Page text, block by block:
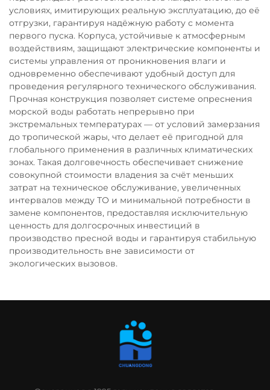
условиях, имитирующих реальную эксплуатацию, до её
отгрузки, гарантируя надёжную работу с момента
первого пуска. Корпуса, устойчивые к атмосферным
воздействиям, защищают электрические компоненты и
системы управления от проникновения влаги и
одновременно обеспечивают удобный доступ для
проведения регулярного технического обслуживания.
Прочная конструкция позволяет системе опреснения
морской воды работать непрерывно при
экстремальных температурах — от условий замерзания
до тропической жары, что делает её пригодной для
глобального применения в различных климатических
зонах. Такая долговечность обеспечивает снижение
совокупной стоимости владения за счёт меньших
затрат на техническое обслуживание, увеличенных
интервалов между ТО и минимальной потребности в
замене компонентов, предоставляя исключительную
ценность для долгосрочных инвестиций в
производство пресной воды и гарантируя стабильную
производительность вне зависимости от
экологических вызовов.